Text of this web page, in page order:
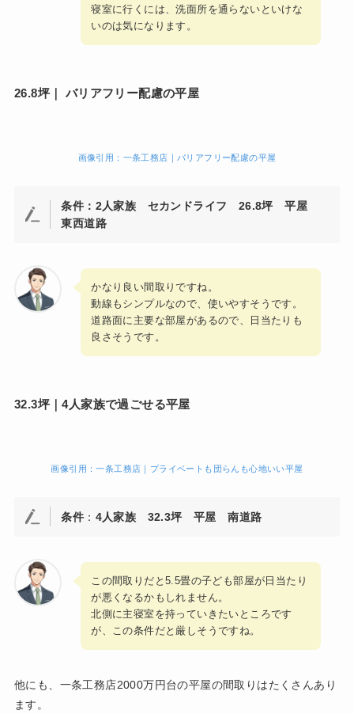
寝室に行くには、洗面所を通らないといけな
いのは気になります。
26.8坪｜ バリアフリー配慮の平屋
画像引用：一条工務店｜バリアフリー配慮の平屋
条件：2人家族 セカンドライフ 26.8坪 平屋
東西道路
かなり良い間取りですね。
動線もシンプルなので、使いやすそうです。
道路面に主要な部屋があるので、日当たりも
良さそうです。
32.3坪｜4人家族で過ごせる平屋
画像引用：一条工務店｜プライベートも団らんも心地いい平屋
条件 ： 4人家族 32.3坪 平屋 南道路
この間取りだと5.5畳の子ども部屋が日当たり
が悪くなるかもしれません。
北側に主寝室を持っていきたいところです
が、この条件だと厳しそうですね。
他にも、一条工務店2000万円台の平屋の間取りはたくさんあり
ます。